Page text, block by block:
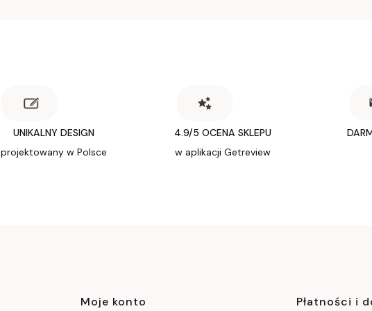
UNIKALNY DESIGN
projektowany w Polsce
4.9/5 OCENA SKLEPU
w aplikacji Getreview
Moje konto Płatności i